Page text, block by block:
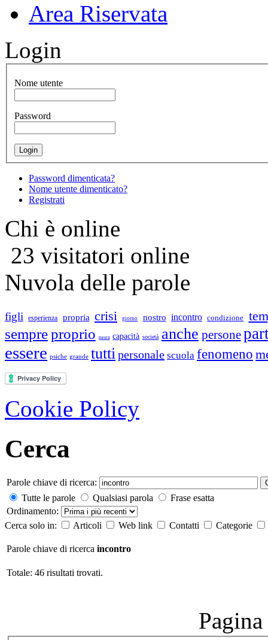
Area Riservata
Login
Nome utente
Password
Password dimenticata?
Nome utente dimenticato?
Registrati
Chi è online
23 visitatori online
Nuvola delle parole
figli esperienza propria crisi giorno nostro incontro condizione
sempreproprio paura capacità società anche persone
essere psiche grande tutti personale scuola fenomeno
Cookie Policy
Cerca
Parole chiave di ricerca:
Tutte le parole Qualsiasi parola
Frase esatta
Ordinamento:
Cerca solo in:
Articoli Web link Contatti Categorie
Parole chiave di ricerca incontro
Totale: 46 risultati trovati.